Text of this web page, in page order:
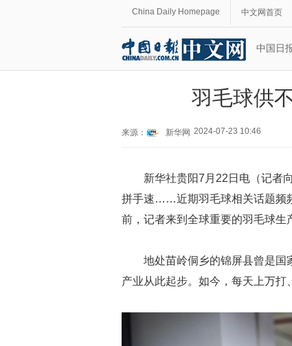
China Daily Homepage 中文网首页
中国日
羽毛球供
来源： 新华网 2024-07-23 10:46
新华社贵阳7月22日电（记者
拼手速……近期羽毛球相关话题频
前，记者来到全球重要的羽毛球
地处苗岭侗乡的锦屏县曾是国
产业从此起步。如今，每天上万打